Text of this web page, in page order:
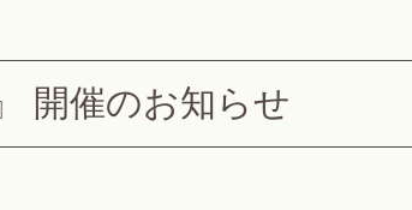
開催のお知らせ